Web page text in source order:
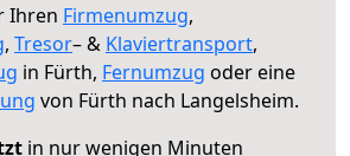
Ihren Firmenumzug,
, Tresor– & Klaviertransport,
in Fürth, Fernumzug oder eine
von Fürth nach Langelsheim.
in nur wenigen Minuten